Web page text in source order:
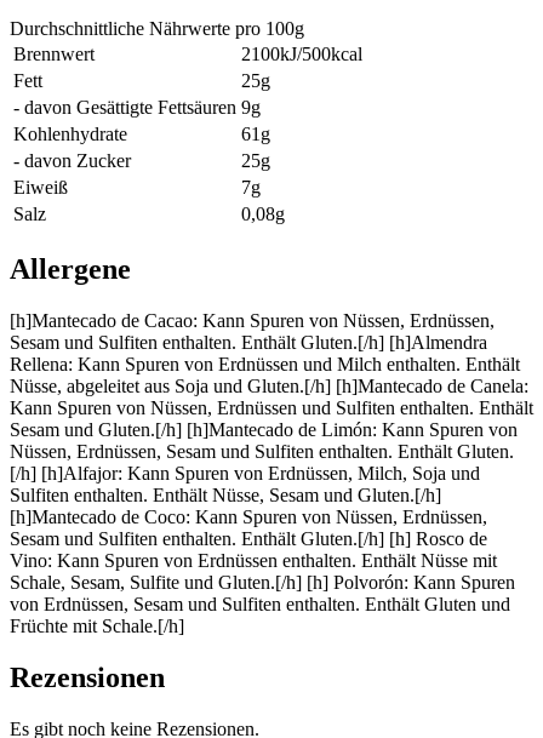
Durchschnittliche Nährwerte pro 100g
Brennwert
2100kJ/500kcal
Fett
25g
- davon Gesättigte Fettsäuren 9g
Kohlenhydrate
61g
- davon Zucker
25g
Eiweiß
7g
Salz
0,08g
Allergene
[h]Mantecado de Cacao: Kann Spuren von Nüssen, Erdnüssen,
Sesam und Sulfiten enthalten. Enthält Gluten.[/h] [h]Almendra
Rellena: Kann Spuren von Erdnüssen und Milch enthalten. Enthält
Nüsse, abgeleitet aus Soja und Gluten.[/h] [h]Mantecado de Canela:
Kann Spuren von Nüssen, Erdnüssen und Sulfiten enthalten. Enthält
Sesam und Gluten.[/h] [h]Mantecado de Limón: Kann Spuren von
Nüssen, Erdnüssen, Sesam und Sulfiten enthalten. Enthält Gluten.
[/h] [h]Alfajor: Kann Spuren von Erdnüssen, Milch, Soja und
Sulfiten enthalten. Enthält Nüsse, Sesam und Gluten.[/h]
[h]Mantecado de Coco: Kann Spuren von Nüssen, Erdnüssen,
Sesam und Sulfiten enthalten. Enthält Gluten.[/h] [h] Rosco de
Vino: Kann Spuren von Erdnüssen enthalten. Enthält Nüsse mit
Schale, Sesam, Sulfite und Gluten.[/h] [h] Polvorón: Kann Spuren
von Erdnüssen, Sesam und Sulfiten enthalten. Enthält Gluten und
Früchte mit Schale.[/h]
Rezensionen
Es gibt noch keine Rezensionen.